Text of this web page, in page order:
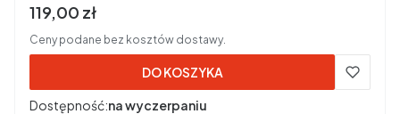
Cena brutto
119,00 zł
Ceny podane bez kosztów dostawy.
DO KOSZYKA
Dostępność:na wyczerpaniu